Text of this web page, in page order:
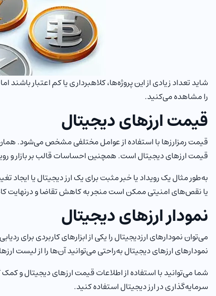
شاید تعداد زیادی از این پروژه‌ها، کلاهبرداری یا کم اعتبار
را مشاهده می‌کنید.
قیمت ارزهای دیجیتال
قیمت رمزارزها با استفاده از عوامل مختلفی مشخص می‌شود.
قیمت ارزهای دیجیتال است. همچنین احساسات قالب بر بازار و
به‌طور مثال یک رویداد یا خبر مثبت برای یک ارز دیجیتال یا
یا نقص‌های امنیتی ممکن است منجر به کاهش تقاضا و درنهایت
نمودار ارزهای دیجیتال
می‌توان نمودارهای ارزدیجیتال را یکی از ابزارهای کاربردی
نمودارهای ارزهای دیجیتال به‌راحتی می‌توانید آن‌ها را از لیست
شما می‌توانید با استفاده از اطلاعات قیمت ارزهای دیجیتال
سرمایه‌گذاری در ارز دیجیتال استفاده کنید.